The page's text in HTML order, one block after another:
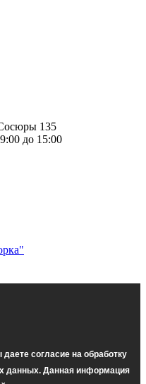
135
до 15:00
согласие на обработку
данных. Данная информация